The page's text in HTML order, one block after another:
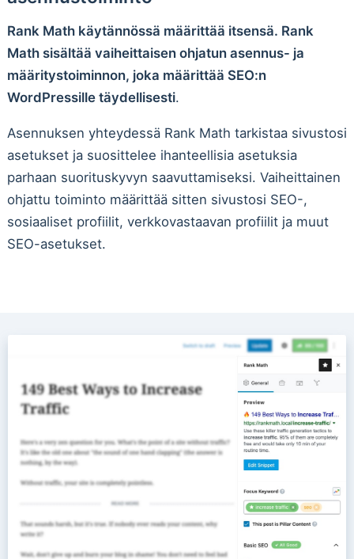
Rank Math käytännössä määrittää itsensä. Rank
Math sisältää vaiheittaisen ohjatun asennus- ja
määritystoiminnon, joka määrittää SEO:n
WordPressille täydellisesti.
Asennuksen yhteydessä Rank Math tarkistaa sivustosi
asetukset ja suosittelee ihanteellisia asetuksia
parhaan suorituskyvyn saavuttamiseksi. Vaiheittainen
ohjattu toiminto määrittää sitten sivustosi SEO-,
sosiaaliset profiilit, verkkovastaavan profiilit ja muut
SEO-asetukset.